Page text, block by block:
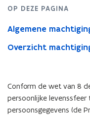
Machtigingen
OP DEZE PAGINA
Algemene
Overzicht
Conform de wet van 8
persoonlijke
persoonsgegevens (de